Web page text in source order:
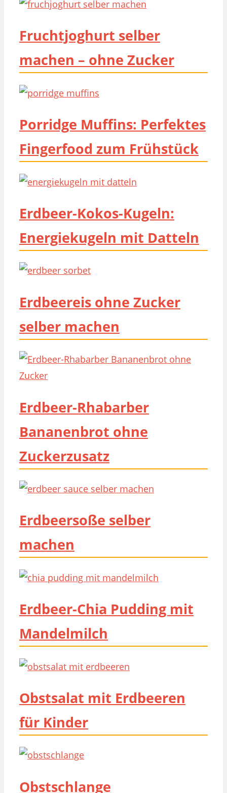
Fruchtjoghurt selber
machen – ohne Zucker
Porridge Muffins: Perfektes
Fingerfood zum Frühstück
Erdbeer-Kokos-Kugeln:
Energiekugeln mit Datteln
Erdbeereis ohne Zucker
selber machen
Erdbeer-Rhabarber
Bananenbrot ohne
Zuckerzusatz
Erdbeersoße selber
machen
Erdbeer-Chia Pudding mit
Mandelmilch
Obstsalat mit Erdbeeren
für Kinder
Obstschlange